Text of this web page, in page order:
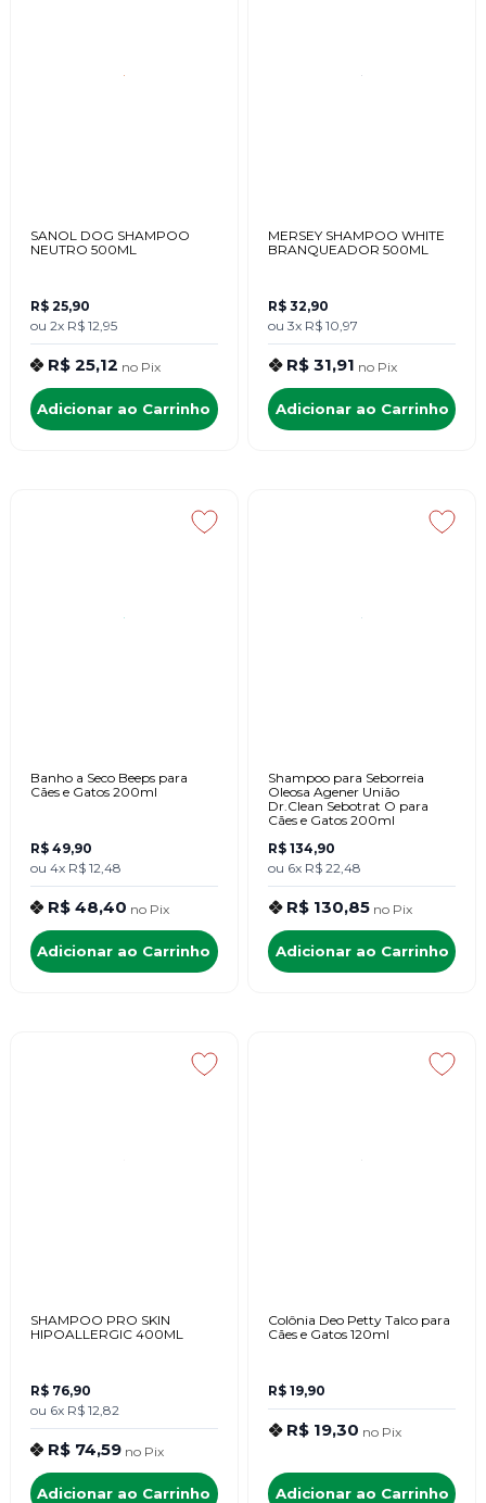
SANOL DOG SHAMPOO
NEUTRO 500ML
R$ 25,90
ou 2x R$ 12,95
R$ 25,12 no Pix
Adicionar ao Carrinho
MERSEY SHAMPOO WHITE
BRANQUEADOR 500ML
R$ 32,90
ou 3x R$ 10,97
R$ 31,91 no Pix
Adicionar ao Carrinho
Banho a Seco Beeps para
Cães e Gatos 200ml
R$ 49,90
ou 4x R$ 12,48
R$ 48,40 no Pix
Adicionar ao Carrinho
Shampoo para Seborreia
Oleosa Agener União
Dr.Clean Sebotrat O para
Cães e Gatos 200ml
R$ 134,90
ou 6x R$ 22,48
R$ 130,85 no Pix
Adicionar ao Carrinho
SHAMPOO PRO SKIN
HIPOALLERGIC 400ML
R$ 76,90
ou 6x R$ 12,82
R$ 74,59 no Pix
Adicionar ao Carrinho
Colônia Deo Petty Talco para
Cães e Gatos 120ml
R$ 19,90
R$ 19,30 no Pix
Adicionar ao Carrinho